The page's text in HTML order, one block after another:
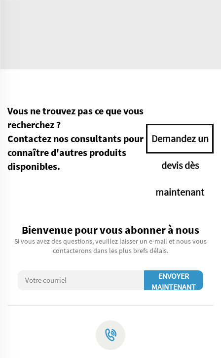
Vous ne trouvez pas ce que vous
recherchez ?
Contactez nos consultants pour
connaître d'autres produits
disponibles.
Demandez un
devis dès
maintenant
Bienvenue pour vous abonner à nous
Si vous avez des questions, veuillez laisser un e-mail et nous vous
contacterons dans les plus brefs délais.
ENVOYER
MAINTENANT